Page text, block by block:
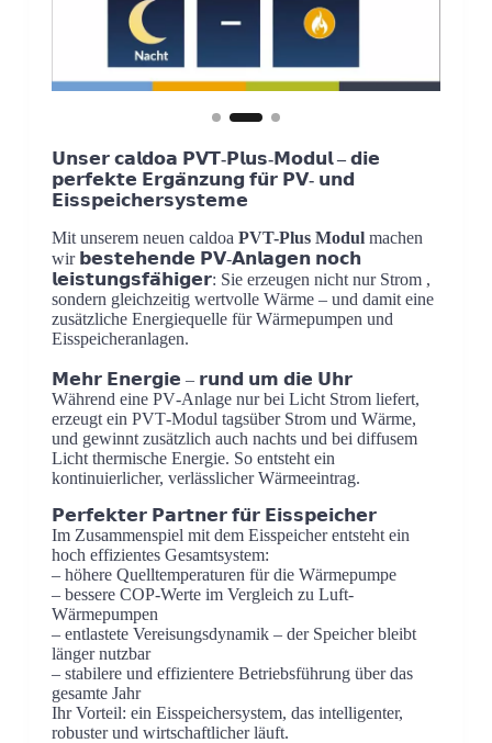
𝗨𝗻𝘀𝗲𝗿 𝗰𝗮𝗹𝗱𝗼𝗮 𝗣𝗩𝗧-𝗣𝗹𝘂𝘀‑𝗠𝗼𝗱𝘂𝗹 – 𝗱𝗶𝗲
𝗽𝗲𝗿𝗳𝗲𝗸𝘁𝗲 𝗘𝗿𝗴𝗮̈𝗻𝘇𝘂𝗻𝗴 𝗳𝘂̈𝗿 𝗣𝗩‑ 𝘂𝗻𝗱
𝗘𝗶𝘀𝘀𝗽𝗲𝗶𝗰𝗵𝗲𝗿𝘀𝘆𝘀𝘁𝗲𝗺𝗲
Mit unserem neuen caldoa PVT-Plus Modul machen
wir 𝗯𝗲𝘀𝘁𝗲𝗵𝗲𝗻𝗱𝗲 𝗣𝗩‑𝗔𝗻𝗹𝗮𝗴𝗲𝗻 𝗻𝗼𝗰𝗵
𝗹𝗲𝗶𝘀𝘁𝘂𝗻𝗴𝘀𝗳𝗮̈𝗵𝗶𝗴𝗲𝗿: Sie erzeugen nicht nur Strom ,
sondern gleichzeitig wertvolle Wärme – und damit eine
zusätzliche Energiequelle für Wärmepumpen und
Eisspeicheranlagen.
𝗠𝗲𝗵𝗿 𝗘𝗻𝗲𝗿𝗴𝗶𝗲 – 𝗿𝘂𝗻𝗱 𝘂𝗺 𝗱𝗶𝗲 𝗨𝗵𝗿
Während eine PV‑Anlage nur bei Licht Strom liefert,
erzeugt ein PVT‑Modul tagsüber Strom und Wärme,
und gewinnt zusätzlich auch nachts und bei diffusem
Licht thermische Energie. So entsteht ein
kontinuierlicher, verlässlicher Wärmeeintrag.
𝗣𝗲𝗿𝗳𝗲𝗸𝘁𝗲𝗿 𝗣𝗮𝗿𝘁𝗻𝗲𝗿 𝗳𝘂̈𝗿 𝗘𝗶𝘀𝘀𝗽𝗲𝗶𝗰𝗵𝗲𝗿
Im Zusammenspiel mit dem Eisspeicher entsteht ein
hoch effizientes Gesamtsystem:
– höhere Quelltemperaturen für die Wärmepumpe
– bessere COP‑Werte im Vergleich zu Luft-
Wärmepumpen
– entlastete Vereisungsdynamik – der Speicher bleibt
länger nutzbar
– stabilere und effizientere Betriebsführung über das
gesamte Jahr
Ihr Vorteil: ein Eisspeichersystem, das intelligenter,
robuster und wirtschaftlicher läuft.